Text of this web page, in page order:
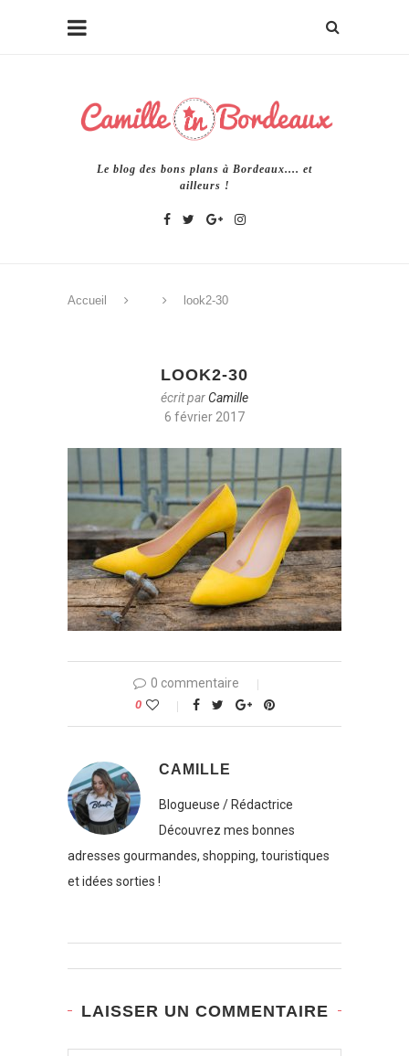
Le blog des bons plans à Bordeaux.... et
ailleurs !
Accueil look2-30
LOOK2-30
écrit parCamille
6 février 2017
0 commentaire
0
CAMILLE
Blogueuse / Rédactrice
Découvrez mes bonnes
adresses gourmandes, shopping, touristiques
et idées sorties !
LAISSER UN COMMENTAIRE